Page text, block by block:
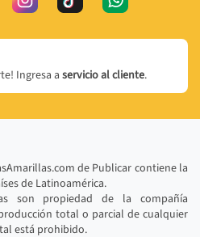
Ingresa a servicio al cliente.
de Publicar contiene la
de Latinoamérica.
son propiedad de la compañía
total o parcial de cualquier
está prohibido.